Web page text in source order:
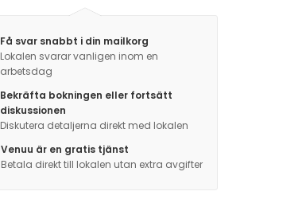
Få svar snabbt i din mailkorg
Lokalen svarar vanligen inom en
arbetsdag
Bekräfta bokningen eller fortsätt
diskussionen
Diskutera detaljerna direkt med lokalen
Venuu är en gratis tjänst
Betala direkt till lokalen utan extra avgifter